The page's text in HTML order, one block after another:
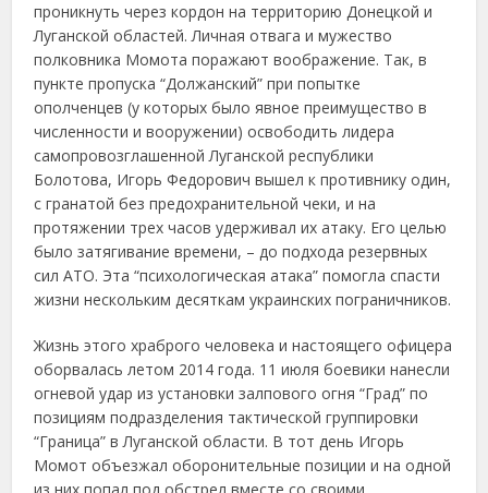
проникнуть через кордон на территорию Донецкой и
Луганской областей. Личная отвага и мужество
полковника Момота поражают воображение. Так, в
пункте пропуска “Должанский” при попытке
ополченцев (у которых было явное преимущество в
численности и вооружении) освободить лидера
самопровозглашенной Луганской республики
Болотова, Игорь Федорович вышел к противнику один,
с гранатой без предохранительной чеки, и на
протяжении трех часов удерживал их атаку. Его целью
было затягивание времени, – до подхода резервных
сил АТО. Эта “психологическая атака” помогла спасти
жизни нескольким десяткам украинских пограничников.
Жизнь этого храброго человека и настоящего офицера
оборвалась летом 2014 года. 11 июля боевики нанесли
огневой удар из установки залпового огня “Град” по
позициям подразделения тактической группировки
“Граница” в Луганской области. В тот день Игорь
Момот объезжал оборонительные позиции и на одной